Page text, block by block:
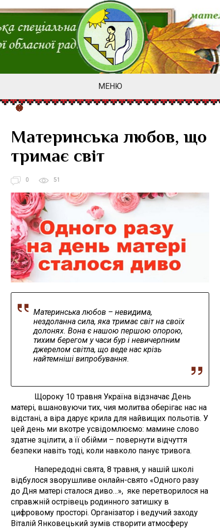
МЕНЮ
Материнська любов, що
тримає світ
0 51
Материнська любов – невидима,
нездоланна сила, яка тримає світ на своїх
долонях. Вона є нашою першою опорою,
тихим берегом у часи бур і невичерпним
джерелом світла, що веде нас крізь
найтемніші випробування.
Щороку 10 травня Україна відзначає День
матері, вшановуючи тих, чия молитва оберігає нас на
відстані, а віра дарує крила для найвищих польотів. У
цей день ми вкотре усвідомлюємо: мамине слово
здатне зцілити, а її обійми – повернути відчуття
безпеки навіть тоді, коли навколо панує тривога.
Напередодні свята, 8 травня, у нашій школі
відбулося зворушливе онлайн-свято «Одного разу
до Дня матері сталося диво…», яке перетворилося на
справжній острівець родинного затишку в
цифровому просторі. Організатор і ведучий заходу
Віталій Янковецький зумів створити атмосферу